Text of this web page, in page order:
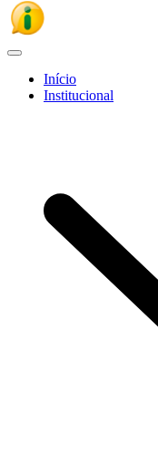
Início
Institucional